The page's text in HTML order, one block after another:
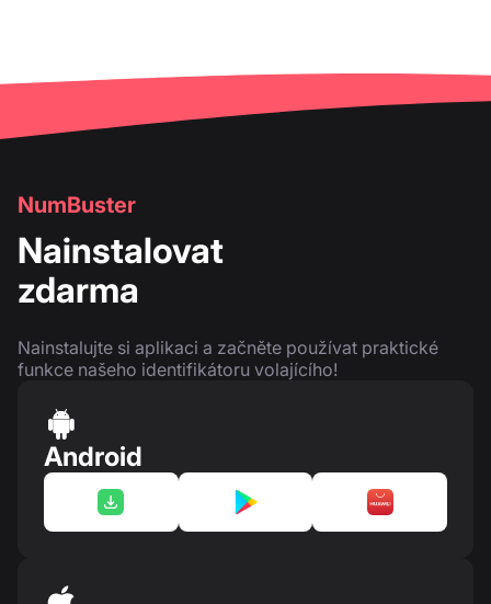
NumBuster
Nainstalovat
zdarma
Nainstalujte si aplikaci a začněte používat praktické
funkce našeho identifikátoru volajícího!
Android